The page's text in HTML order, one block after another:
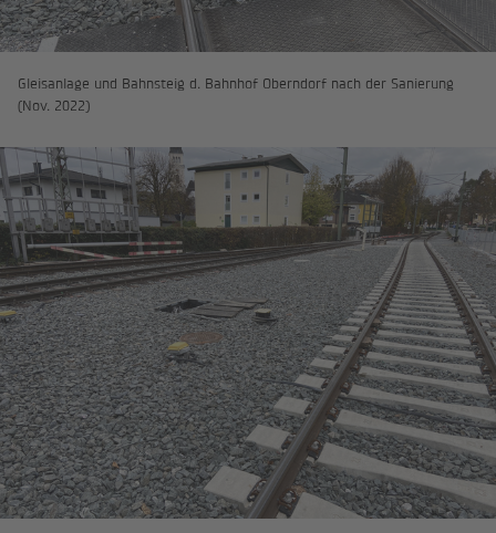
Gleisanlage und Bahnsteig d. Bahnhof Oberndorf nach der Sanierung
(Nov. 2022)